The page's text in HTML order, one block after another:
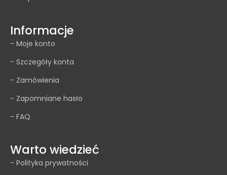
Informacje
- Moje konto
- Szczegóły konta
- Zamówienia
- Zapomniane hasło
- FAQ
Warto wiedzieć
- Polityka prywatności